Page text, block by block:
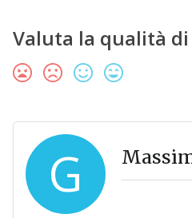
Valuta la qualità
G